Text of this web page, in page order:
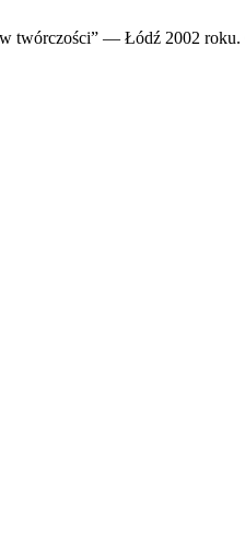
twórczości” — Łódź 2002